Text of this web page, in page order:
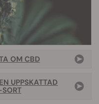
OM CBD
UPPSKATTAD